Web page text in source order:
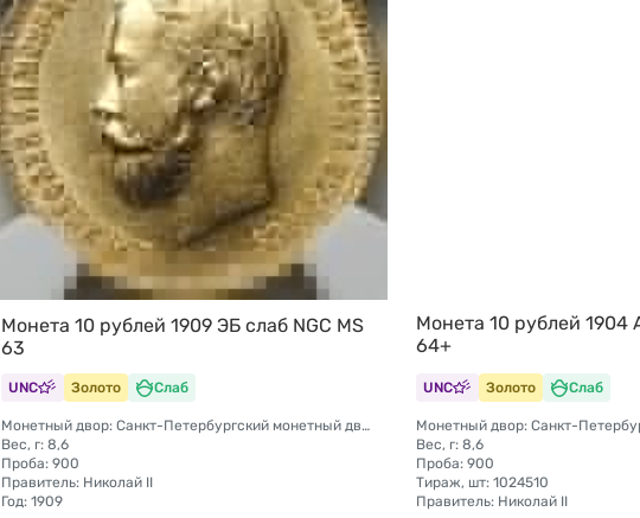
Монета 10 рублей 1909 ЭБ слаб NGC MS
63
UNC Золото Слаб
Монетный двор: Санкт-Петербургский монетный двор
Вес, г: 8,6
Проба: 900
Правитель: Николай II
Год: 1909
Монета 10 рублей 1904
64+
UNC Золото Слаб
Вес, г: 8,6
Проба: 900
Тираж, шт: 1024510
Правитель: Николай II